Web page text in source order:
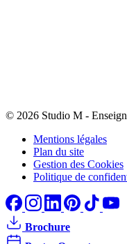
© 2026 Studio M -
Mentions légales
Plan du site
Gestion des Cookies
Politique de
Brochure